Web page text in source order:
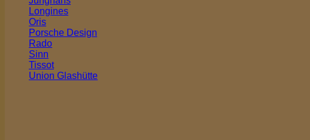
Longines
Oris
Porsche Design
Rado
Sinn
Tissot
Union Glashütte